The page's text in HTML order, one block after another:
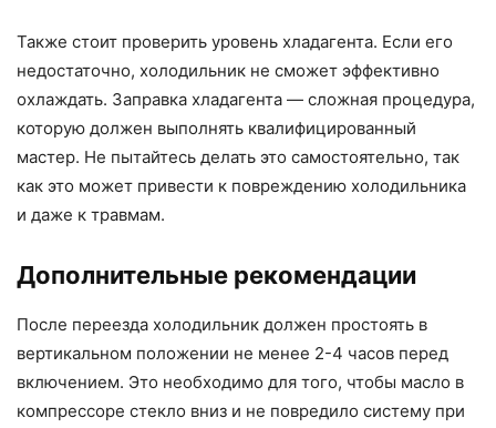
Также стоит проверить уровень хладагента. Если его
недостаточно, холодильник не сможет эффективно
охлаждать. Заправка хладагента — сложная процедура,
которую должен выполнять квалифицированный
мастер. Не пытайтесь делать это самостоятельно, так
как это может привести к повреждению холодильника
и даже к травмам.
Дополнительные рекомендации
После переезда холодильник должен простоять в
вертикальном положении не менее 2-4 часов перед
включением. Это необходимо для того, чтобы масло в
компрессоре стекло вниз и не повредило систему при